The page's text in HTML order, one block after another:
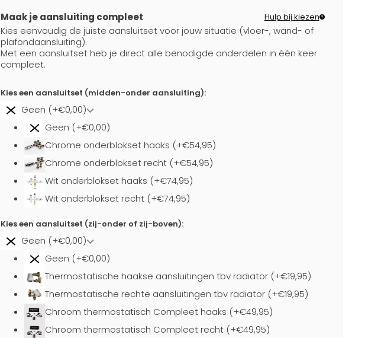
Maak je aansluiting compleet Hulp bij kiezen
Kies eenvoudig de juiste aansluitset voor jouw situatie (vloer-, wand- of
plafondaansluiting).
Met een aansluitset heb je direct alle benodigde onderdelen in één keer
compleet.
Kies een aansluitset (midden-onder aansluiting):
Geen (+€0,00)
Geen (+€0,00)
Chrome onderblokset haaks (+€54,95)
Chrome onderblokset recht (+€54,95)
Wit onderblokset haaks (+€74,95)
Wit onderblokset recht (+€74,95)
Kies een aansluitset (zij-onder of zij-boven):
Geen (+€0,00)
Geen (+€0,00)
Thermostatische haakse aansluitingen tbv radiator (+€19,95)
Thermostatische rechte aansluitingen tbv radiator (+€19,95)
Chroom thermostatisch Compleet haaks (+€49,95)
Chroom thermostatisch Compleet recht (+€49,95)